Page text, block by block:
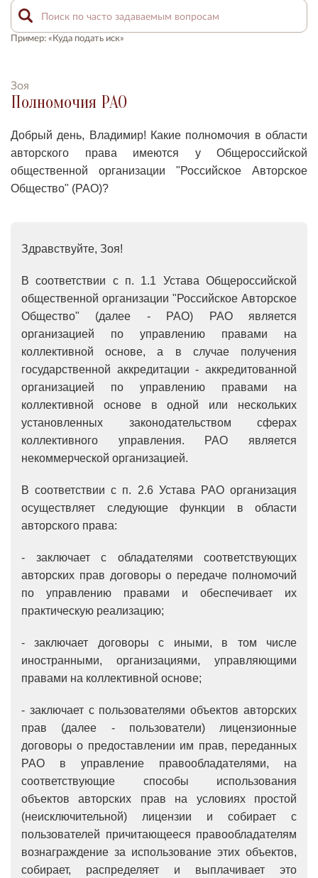
Пример: «Куда подать иск»
Зоя
Полномочия РАО
Добрый день, Владимир! Какие полномочия в области
авторского права имеются у Общероссийской
общественной организации "Российское Авторское
Общество" (РАО)?
Здравствуйте, Зоя!
В соответствии с п. 1.1 Устава Общероссийской
общественной организации "Российское Авторское
Общество" (далее - РАО) РАО является
организацией по управлению правами на
коллективной основе, а в случае получения
государственной аккредитации - аккредитованной
организацией по управлению правами на
коллективной основе в одной или нескольких
установленных законодательством сферах
коллективного управления. РАО является
некоммерческой организацией.
В соответствии с п. 2.6 Устава РАО организация
осуществляет следующие функции в области
авторского права:
- заключает с обладателями соответствующих
авторских прав договоры о передаче полномочий
по управлению правами и обеспечивает их
практическую реализацию;
- заключает договоры с иными, в том числе
иностранными, организациями, управляющими
правами на коллективной основе;
- заключает с пользователями объектов авторских
прав (далее - пользователи) лицензионные
договоры о предоставлении им прав, переданных
РАО в управление правообладателями, на
соответствующие способы использования
объектов авторских прав на условиях простой
(неисключительной) лицензии и собирает с
пользователей причитающееся правообладателям
вознаграждение за использование этих объектов,
собирает, распределяет и выплачивает это